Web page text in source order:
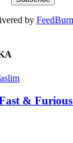
by
&